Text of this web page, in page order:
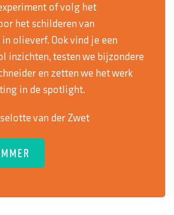
of volg het
het schilderen van
olieverf. Ook vind je een
inzichten, testen we bijzondere
en zetten we het werk
in de spotlight.
van der Zwet